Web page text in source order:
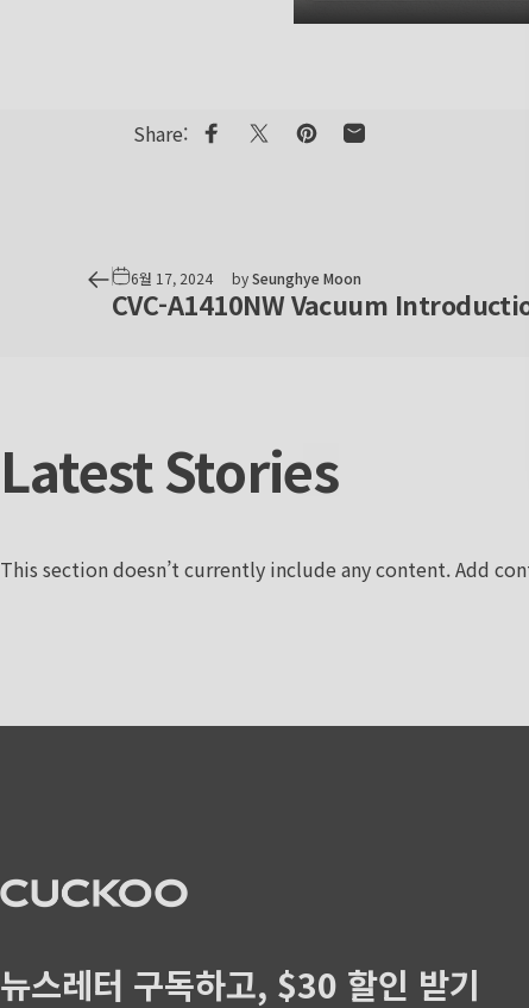
Share: Share on Facebook
Share on XPin on Pinterest
Share by Email
6월 17, 2024 bySeunghye Moon
CVC-A1410NW Vacuum
LatestStories
This section doesn’t currently include any content. Add
CUCKOO America
뉴스레터 구독하고, $30 할인 받기